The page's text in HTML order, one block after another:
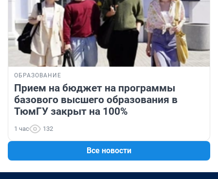
ОБРАЗОВАНИЕ
Прием на бюджет на программы
базового высшего образования в
ТюмГУ закрыт на 100%
1 час 132
Все новости